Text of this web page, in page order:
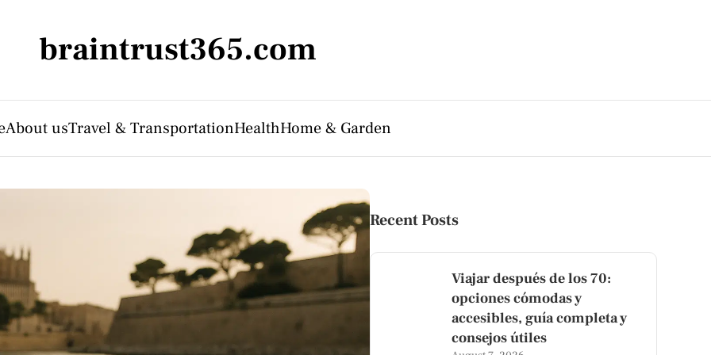
braintrust365.com
About usTravel & TransportationHealthHome & Garden
Recent Posts
Viajar después de los 70:
opciones cómodas y
accesibles, guía completa y
consejos útiles